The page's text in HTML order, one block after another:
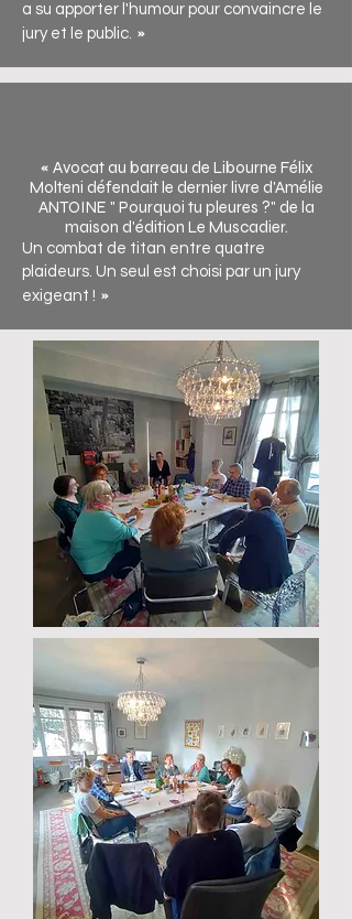
a su apporter l'humour pour convaincre le
jury et le public. »
« Avocat au barreau de Libourne Félix
Molteni défendait le dernier livre d'Amélie
ANTOINE " Pourquoi tu pleures ?" de la
maison d'édition Le Muscadier.
Un combat de titan entre quatre
plaideurs. Un seul est choisi par un jury
exigeant ! »